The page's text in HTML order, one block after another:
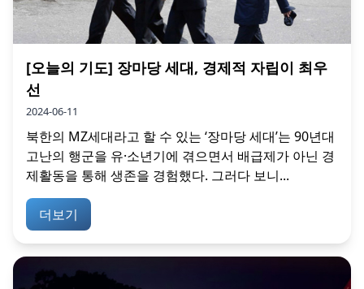
[오늘의 기도] 장마당 세대, 경제적 자립이 최우
선
2024-06-11
북한의 MZ세대라고 할 수 있는 ‘장마당 세대’는 90년대
고난의 행군을 유·소년기에 겪으면서 배급제가 아닌 경
제활동을 통해 생존을 경험했다. 그러다 보니...
더보기